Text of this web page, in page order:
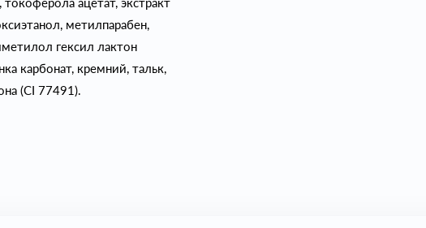
метилпарабен,
гексил лактон
карбонат, кремний, тальк,
(CI 77491).